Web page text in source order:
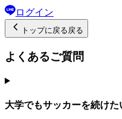
ログイン
トップに戻る戻る
よくあるご質問
大学でもサッカーを続け